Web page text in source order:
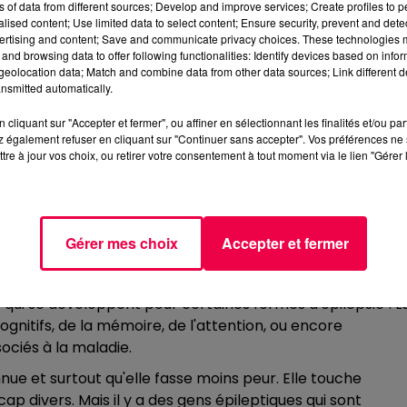
maladie, et c'est probablement sous-diagnostiqué".
L'épilepsie est sous-diagnostiquée car on
après le début de la maladie, lorsqu'on a une
Beaucoup de troubles passent inaperçus.
aujourd'hui. Ils permettent de diminuer l'état
"C'est vraiment un point important et l'industrie
qui donnent de moins en moins d'effets
se développent pour certaines formes d'épilepsie".
de la mémoire, de l'attention, ou encore
à la maladie.
et surtout qu'elle fasse moins peur. Elle touche
divers. Mais il y a des gens épileptiques qui sont
of data from different sources; Develop and improve services; Create profiles to
content; Use limited data to select content; Ensure security, prevent and
and content; Save and communicate privacy choices. These technologies
browsing data to offer following functionalities: Identify devices based on
data; Match and combine data from other data sources; Link different
automatically.
cliquant sur "Accepter et fermer", ou affiner en sélectionnant les finalités et/ou
également refuser en cliquant sur "Continuer sans accepter". Vos préférences
à jour vos choix, ou retirer votre consentement à tout moment via le lien
Gérer mes choix Accepter et fermer